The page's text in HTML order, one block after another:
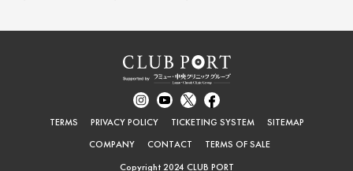
TERMS PRIVACY POLICY TICKETING SYSTEM
SITEMAP
COMPANY
CONTACT
TERMS OF SALE
Copyright 2024 CLUB PORT